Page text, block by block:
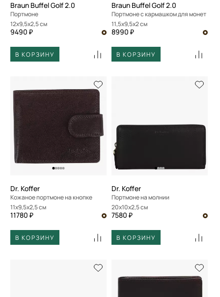
Braun Buffel Golf 2.0
Портмоне
12x9,5x2,5 см
9490 ₽
В КОРЗИНУ
Braun Buffel Golf 2.0
Портмоне с кармашком для монет
11,5x9,5x2 см
8990 ₽
В КОРЗИНУ
Dr. Koffer
Кожаное портмоне на кнопке
11x9,5x2,5 см
11780 ₽
В КОРЗИНУ
Dr. Koffer
Портмоне на молнии
20x10x2,5 см
7580 ₽
В КОРЗИНУ